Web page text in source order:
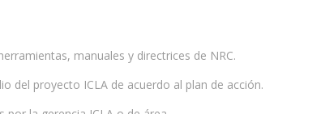
manuales y directrices de NRC.
del proyecto ICLA de acuerdo al plan de acción.